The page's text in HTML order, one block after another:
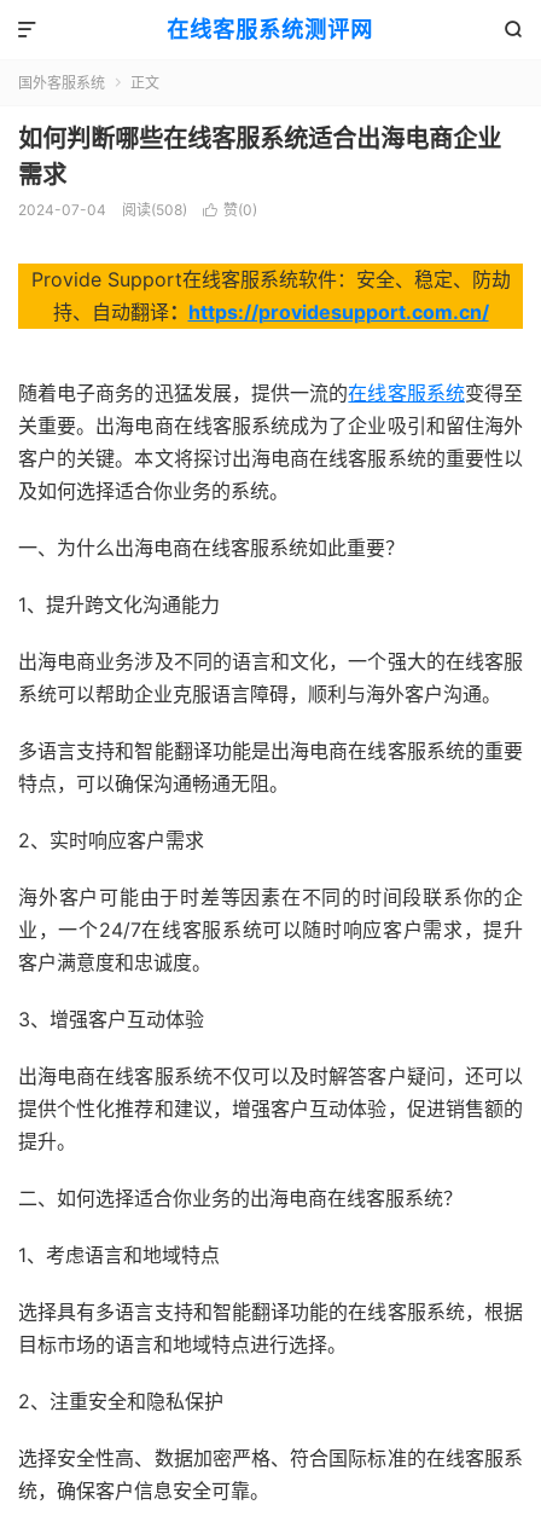
在线客服系统测评网 

国外客服系统  正文
如何判断哪些在线客服系统适合出海电商企业
需求
2024-07-04 阅读(508)  赞(0)
Provide Support在线客服系统软件：安全、稳定、防劫
持、自动翻译： https://providesupport.com.cn/
随着电子商务的迅猛发展，提供一流的在线客服系统变得至
关重要。出海电商在线客服系统成为了企业吸引和留住海外
客户的关键。本文将探讨出海电商在线客服系统的重要性以
及如何选择适合你业务的系统。
一、为什么出海电商在线客服系统如此重要？
1、提升跨文化沟通能力
出海电商业务涉及不同的语言和文化，一个强大的在线客服
系统可以帮助企业克服语言障碍，顺利与海外客户沟通。
多语言支持和智能翻译功能是出海电商在线客服系统的重要
特点，可以确保沟通畅通无阻。
2、实时响应客户需求
海外客户可能由于时差等因素在不同的时间段联系你的企
业，一个24/7在线客服系统可以随时响应客户需求，提升
客户满意度和忠诚度。
3、增强客户互动体验
出海电商在线客服系统不仅可以及时解答客户疑问，还可以
提供个性化推荐和建议，增强客户互动体验，促进销售额的
提升。
二、如何选择适合你业务的出海电商在线客服系统？
1、考虑语言和地域特点
选择具有多语言支持和智能翻译功能的在线客服系统，根据
目标市场的语言和地域特点进行选择。
2、注重安全和隐私保护
选择安全性高、数据加密严格、符合国际标准的在线客服系
统，确保客户信息安全可靠。